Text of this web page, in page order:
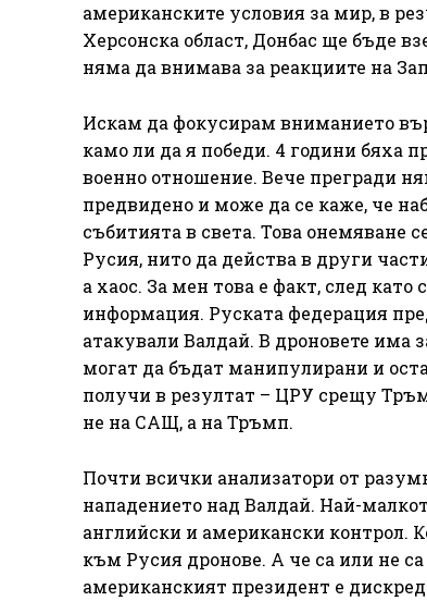
американските условия за мир, в
Херсонска област, Донбас ще бъде
няма да внимава за реакциите на
Искам да фокусирам вниманието
камо ли да я победи. 4 години бяха
военно отношение. Вече прегради
предвидено и може да се каже, че
събитията в света. Това онемяване
Русия, нито да действа в други
а хаос. За мен това е факт, след
информация. Руската федерация
атакували Валдай. В дроновете има
могат да бъдат манипулирани и
получи в резултат – ЦРУ срещу
не на САЩ, а на Тръмп.
Почти всички анализатори от
нападението над Валдай. Най-
английски и американски контрол.
към Русия дронове. А че са или не
американският президент е